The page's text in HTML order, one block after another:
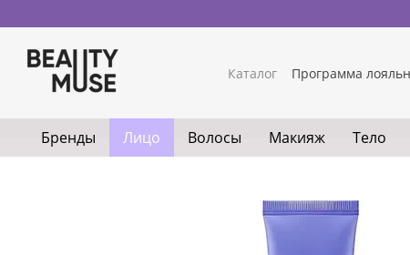
Каталог Программа
Бренды Лицо Волосы Макияж Тело